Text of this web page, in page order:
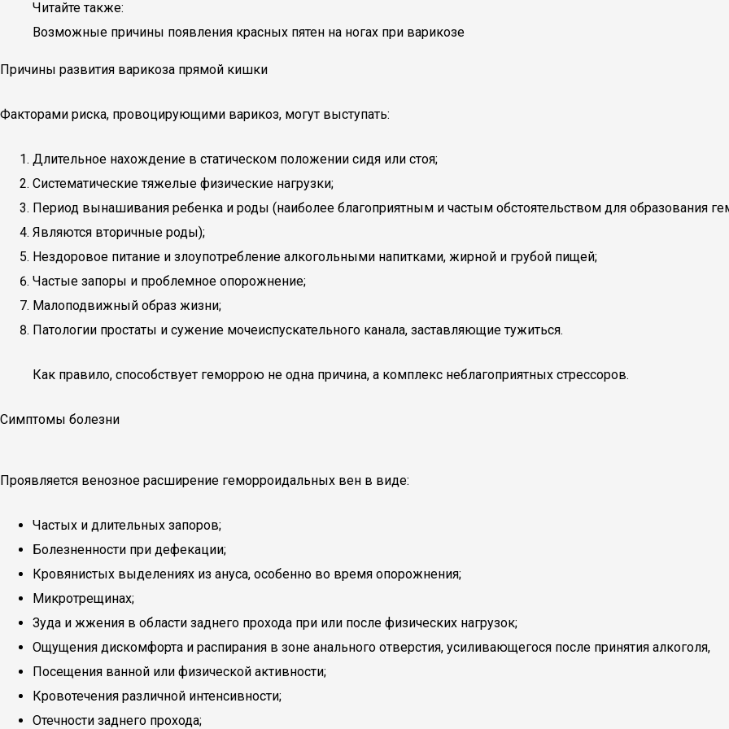
Читайте также:
Возможные причины появления красных пятен на ногах при варикозе
Причины развития варикоза прямой кишки
Факторами риска, провоцирующими варикоз, могут выступать:
Длительное нахождение в статическом положении сидя или стоя;
Систематические тяжелые физические нагрузки;
Период вынашивания ребенка и роды (наиболее благоприятным и частым обстоятельством для образования
Являются вторичные роды);
Нездоровое питание и злоупотребление алкогольными напитками, жирной и грубой пищей;
Частые запоры и проблемное опорожнение;
Малоподвижный образ жизни;
Патологии простаты и сужение мочеиспускательного канала, заставляющие тужиться.
Как правило, способствует геморрою не одна причина, а комплекс неблагоприятных стрессоров.
Симптомы болезни
Проявляется венозное расширение геморроидальных вен в виде:
Частых и длительных запоров;
Болезненности при дефекации;
Кровянистых выделениях из ануса, особенно во время опорожнения;
Микротрещинах;
Зуда и жжения в области заднего прохода при или после физических нагрузок;
Ощущения дискомфорта и распирания в зоне анального отверстия, усиливающегося после принятия алкоголя,
Посещения ванной или физической активности;
Кровотечения различной интенсивности;
Отечности заднего прохода;